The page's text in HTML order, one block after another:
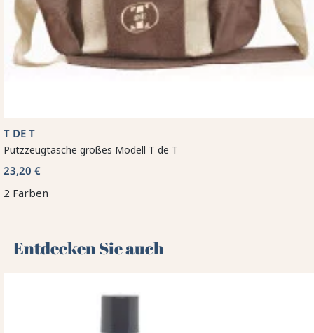
T DE T
Putzzeugtasche großes Modell T de T
23,20 €
2 Farben
Entdecken Sie auch 🌻